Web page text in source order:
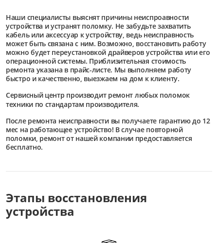
Наши специалисты выяснят причины неиспроавности
устройства и устранят поломку. Не забудьте захватить
кабель или аксессуар к устройству, ведь неисправность
может быть связана с ним. Возможно, восстановить работу
можно будет переустановкой драйверов устройства или его
операционной системы. Приблизительная стоимость
ремонта указана в прайс-листе. Мы выполняем работу
быстро и качественно, выезжаем на дом к клиенту.
Сервисный центр производит ремонт любых поломок
техники по стандартам производителя.
После ремонта неисправности вы получаете гарантию до 12
мес на работающее устройство! В случае повторной
поломки, ремонт от нашей компании предоставляется
бесплатно.
Этапы восстановления
устройства